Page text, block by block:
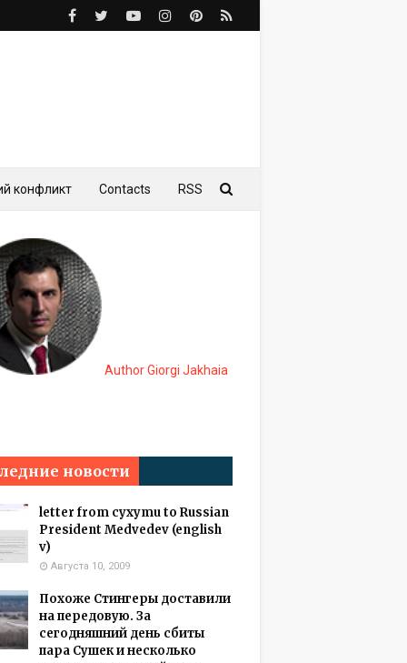
конфликт Contacts RSS
Author Giorgi Jakhaia
новости
letter from cyxymu to Russian
President Medvedev (english
v)
Августа 10, 2009
Похоже Стингеры доставили
на передовую. За
сегодняшний день сбиты
пара Сушек и несколько